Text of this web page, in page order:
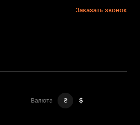
Заказать звонок
Валюта ₴ $